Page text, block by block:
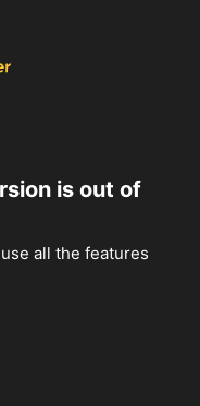
is out of
all the features